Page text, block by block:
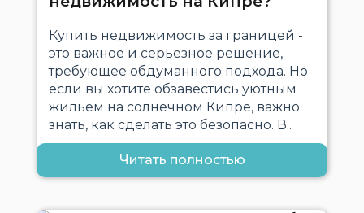
Купить недвижимость за границей -
это важное и серьезное решение,
требующее обдуманного подхода. Но
если вы хотите обзавестись уютным
жильем на солнечном Кипре, важно
знать, как сделать это безопасно. В..
Читать полностью